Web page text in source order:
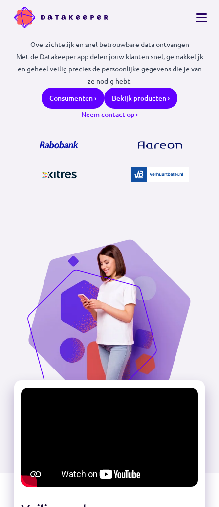
Overzichtelijk en snel betrouwbare data ontvangen
Met de Datakeeper app delen jouw klanten snel,
en geheel veilig precies de persoonlijke gegevens die je
ze nodig hebt.
Consumenten › Bekijk producten ›